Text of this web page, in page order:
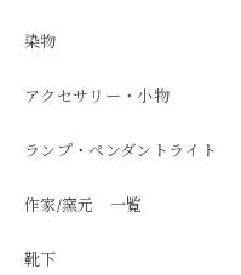
染物
アクセサリー・小物
ランプ・ペンダントライト
作家/窯元 一覧
靴下